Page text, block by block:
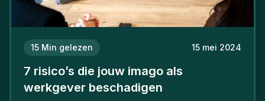
15 Min gelezen 15 mei 2024
7 risico’s die jouw imago als
werkgever beschadigen